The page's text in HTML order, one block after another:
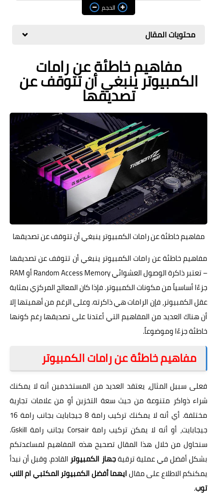
الربح من الانترنت
ذكاء اصطناعي
الحجم
محتويات المقال
مفاهيم خاطئة عن رامات
الكمبيوتر ينبغي أن تتوقف عن
تصديقها
مفاهيم خاطئة عن رامات الكمبيوتر ينبغي أن تتوقف عن تصديقها
مفاهيم خاطئة عن رامات الكمبيوتر ينبغي أن تتوقف عن تصديقها
– تعتبر ذاكرة الوصول العشوائي Random Access Memory أو RAM
جزءًا أساسياً من مكونات الكمبيوتر. فإذا كان المعالج المركزي بمثابة
عقل الكمبيوتر، فإن الرامات هي ذاكرته. وعلى الرغم من أهميتها إلا
أن هناك العديد من المفاهيم التي أعتدنا على تصديقها رغم كونها
خاطئة جزءًا وموضوعاً.
مفاهيم خاطئة عن رامات الكمبيوتر
فعلى سبيل المثال، يعتقد العديد من المستخدمين أنه لا يمكنك
شراء ذواكر متنوعة من حيث سعة التخزين أو من علامات تجارية
مختلفة. أي أنه لا يمكنك تركيب رامة 8 جيجابايت بجانب رامة 16
جيجابايت، أو أنه لا يمكن تركيب رامة Corsair بجانب رامة Gskill.
سنحاول من خلال هذا المقال تصحيح هذه المفاهيم لمساعدتكم
بشكل أفضل في عملية ترقيةجهاز الكمبيوترالقادم. وقبل أن نبدأ
يمكنكم الاطلاع على مقالايهما أفضل الكمبيوتر المكتبي ام اللاب
توب.